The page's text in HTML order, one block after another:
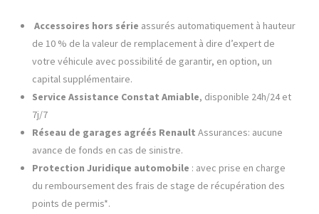
Accessoires hors série assurés automatiquement à hauteur
de 10 % de la valeur de remplacement à dire d’expert de
votre véhicule avec possibilité de garantir, en option, un
capital supplémentaire.
Service Assistance Constat Amiable, disponible 24h/24 et
7j/7
Réseau de garages agréés Renault Assurances: aucune
avance de fonds en cas de sinistre.
Protection Juridique automobile : avec prise en charge
du remboursement des frais de stage de récupération des
points de permis*.